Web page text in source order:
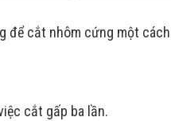
để cắt nhôm cứng một
cắt gấp ba lần.